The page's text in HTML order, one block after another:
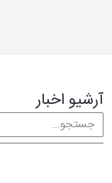
آرشیو اخبار